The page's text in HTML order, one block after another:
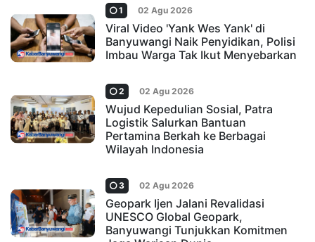
1 02 Agu 2026
Viral Video 'Yank Wes Yank' di
Banyuwangi Naik Penyidikan, Polisi
Imbau Warga Tak Ikut Menyebarkan
2 02 Agu 2026
Wujud Kepedulian Sosial, Patra
Logistik Salurkan Bantuan
Pertamina Berkah ke Berbagai
Wilayah Indonesia
3 02 Agu 2026
Geopark Ijen Jalani Revalidasi
UNESCO Global Geopark,
Banyuwangi Tunjukkan Komitmen